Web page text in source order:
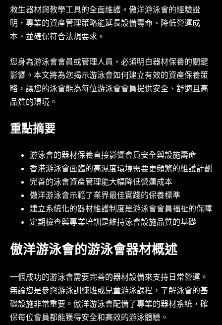
救生器材與教學工具的全面維護。傲洋游泳會的經驗證
明，專業的資產管理策略能延長設備壽命、降低營運成
本、並確保符合法規要求。
您身為游泳會會員或管理人員，必須明白器材保養的關鍵
影響。本文將為您揭示游泳會如何建立有效的資產保養策
略，讓您的泳會能為每位游泳會會員提供安全、舒適且高
品質的環境。
重點摘要
游泳會的器材保養直接影響會員安全與設施壽命
香港游泳會面臨的高濕度環境需要更頻繁的維護計劃
完善的泳會資產管理能大幅降低營運成本
傲洋游泳會示範了業界最佳實踐的保養標準
建立系統化的器材維護制度是游泳會會員福祉的保障
定期檢查與專業培訓是維持泳會設施品質的基礎
傲洋游泳會的游泳會器材概述
一個成功的游泳會需要完善的器材設備來支持日常營運。
無論您是參與游泳訓練班或兒童游泳課程，了解泳會的基
礎設施非常重要。傲洋游泳會配備了專業的器材系統，確
保每位會員都能獲得安全和高效的游泳體驗。